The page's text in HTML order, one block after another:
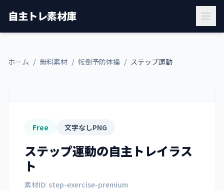
自主トレ素材庫
ホーム / 無料素材 / 転倒予防体操 / ステップ運動
Free 文字なしPNG
ステップ運動の自主トレイラス
ト
素材ID: step-exercise-premium